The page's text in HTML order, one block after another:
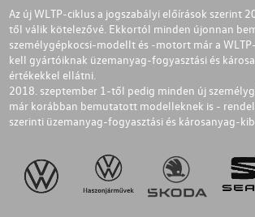
Az új WLTP-ciklus a jogszabályi előírások szerint
től válik kötelezővé. Ekkortól minden újonnan
személygépkocsi-modellt és -motort már a
kell gyártóiknak üzemanyag-fogyasztási és
értékekkel ellátni.
2018. szeptember 1-től pedig minden új
már korábban bemutatott modelleknek is -
szerinti üzemanyag-fogyasztási és károsanyag-